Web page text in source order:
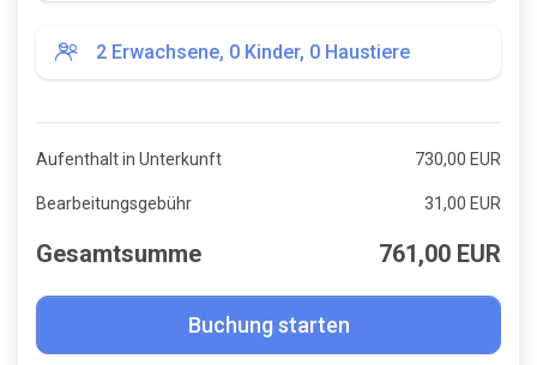
Aufenthalt in Unterkunft 730,00 EUR
Bearbeitungsgebühr 31,00 EUR
Gesamtsumme 761,00 EUR
Buchung starten